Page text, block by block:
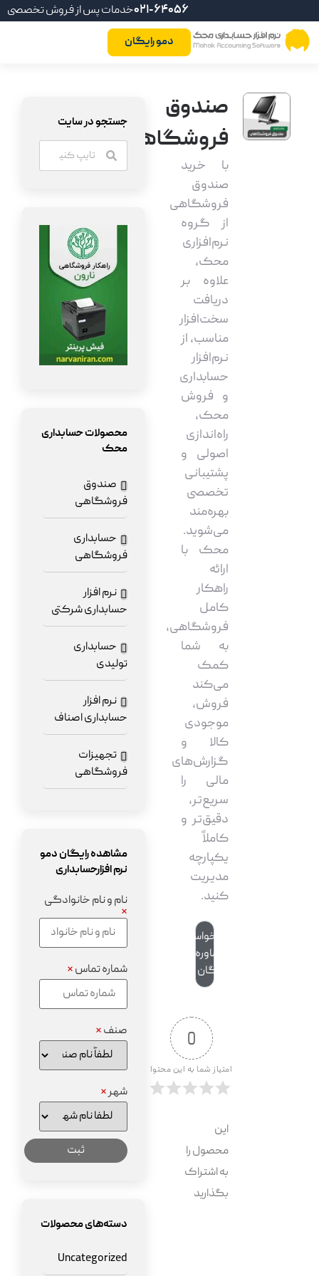
خدمات پس از فروش تخصصی021-64056
دمو رایگان
صندوق
فروشگاهی
با خرید
صندوق
فروشگاهی
از گروه
نرم‌افزاری
محک،
علاوه بر
دریافت
سخت‌افزار
مناسب، از
نرم‌افزار
حسابداری
و فروش
محک،
راه‌اندازی
اصولی و
پشتیبانی
تخصصی
بهره‌مند
می‌شوید.
محک با
ارائه
راهکار
کامل
فروشگاهی،
به شما
کمک
می‌کند
فروش،
موجودی
کالا و
گزارش‌های
مالی را
سریع‌تر،
دقیق‌تر و
کاملاً
یکپارچه
مدیریت
کنید.
درخواست
مشاوره
رایگان
0
امتیاز شما به این محتوا
این
محصول را
به اشتراک
بگذارید
جستجو در سایت
محصولات حسابداری
محک
صندوق
فروشگاهی
حسابداری
فروشگاهی
نرم افزار
حسابداری شرکتی
حسابداری
تولیدی
نرم افزار
حسابداری اصناف
تجهیزات
فروشگاهی
مشاهده رایگان دمو
نرم افزارحسابداری
نام و نام خانوادگی
*
شماره تماس*
صنف*
شهر*
دسته‌های محصولات
Uncategorized